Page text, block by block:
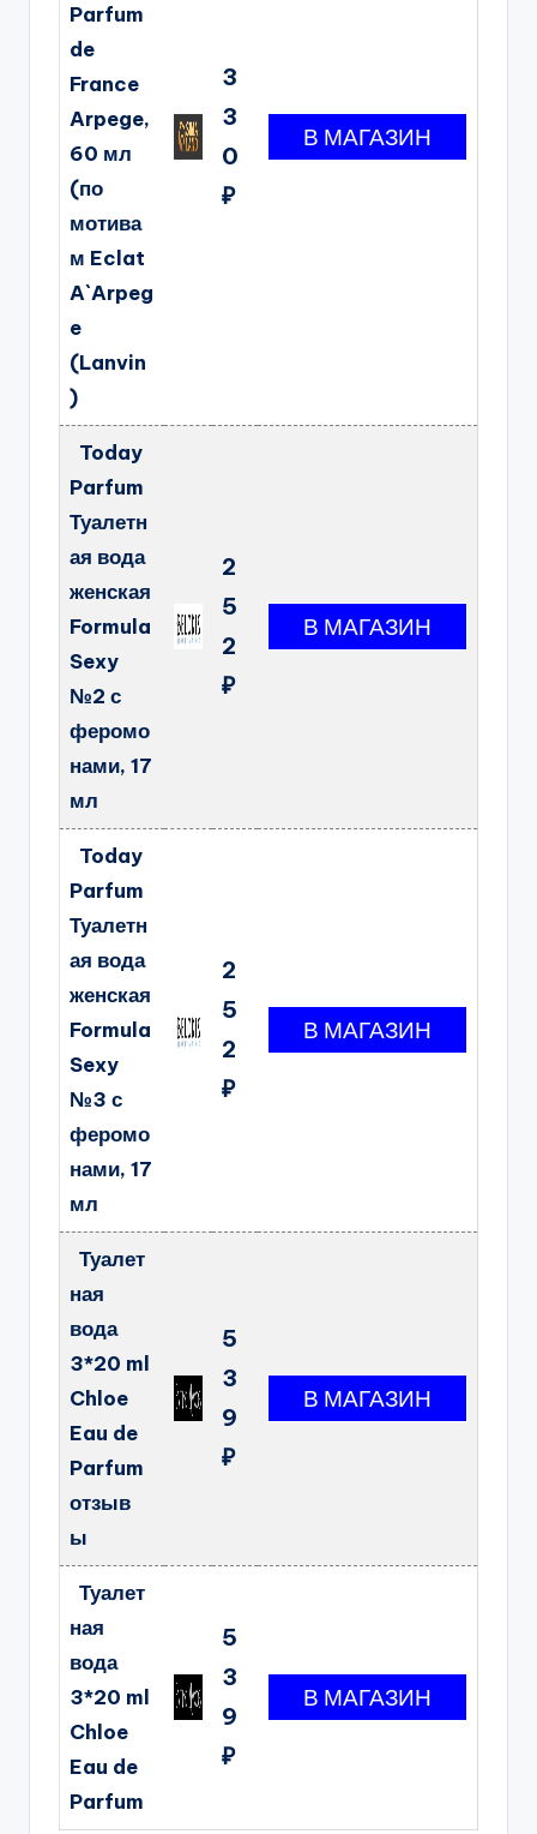
Parfum
de
France
Arpege,
60 мл
(по
мотива
м Eclat
A`Arpeg
e
(Lanvin
)
3
3
0
₽
Today
Parfum
Туалетн
ая вода
женская
Formula
Sexy
№2 с
феромо
нами, 17
мл
2
5
2
₽
Today
Parfum
Туалетн
ая вода
женская
Formula
Sexy
№3 с
феромо
нами, 17
мл
2
5
2
₽
Туалет
ная
вода
3*20 ml
Chloe
Eau de
Parfum
отзыв
ы
5
3
9
₽
Туалет
ная
вода
3*20 ml
Chloe
Eau de
Parfum
5
3
9
₽